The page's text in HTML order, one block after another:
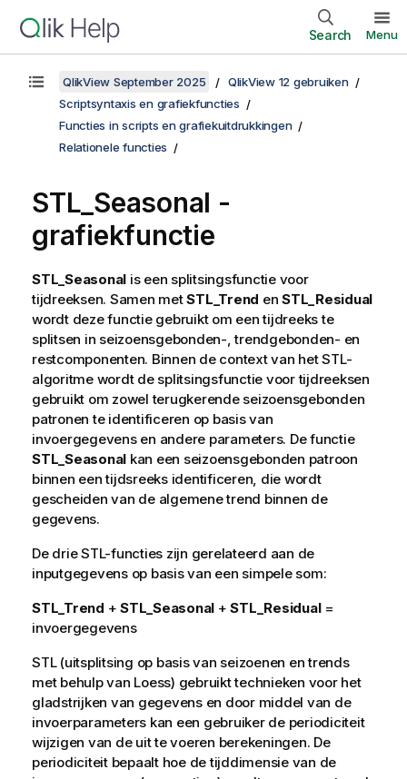
Search Menu
QlikView September 2025
QlikView 12 gebruiken
Scriptsyntaxis en grafiekfuncties
Functies in scripts en grafiekuitdrukkingen
Relationele functies
STL_Seasonal -
grafiekfunctie
STL_Seasonal is een splitsingsfunctie voor
tijdreeksen. Samen metSTL_Trend en STL_Residual
wordt deze functie gebruikt om een tijdreeks te
splitsen in seizoensgebonden-, trendgebonden- en
restcomponenten. Binnen de context van het STL-
algoritme wordt de splitsingsfunctie voor tijdreeksen
gebruikt om zowel terugkerende seizoensgebonden
patronen te identificeren op basis van
invoergegevens en andere parameters. De functie
STL_Seasonal kan een seizoensgebonden patroon
binnen een tijdsreeks identificeren, die wordt
gescheiden van de algemene trend binnen de
gegevens.
De drie STL-functies zijn gerelateerd aan de
inputgegevens op basis van een simpele som:
STL_Trend + STL_Seasonal +STL_Residual=
invoergegevens
STL (uitsplitsing op basis van seizoenen en trends
met behulp van Loess) gebruikt technieken voor het
gladstrijken van gegevens en door middel van de
invoerparameters kan een gebruiker de periodiciteit
wijzigen van de uit te voeren berekeningen. De
periodiciteit bepaalt hoe de tijddimensie van de